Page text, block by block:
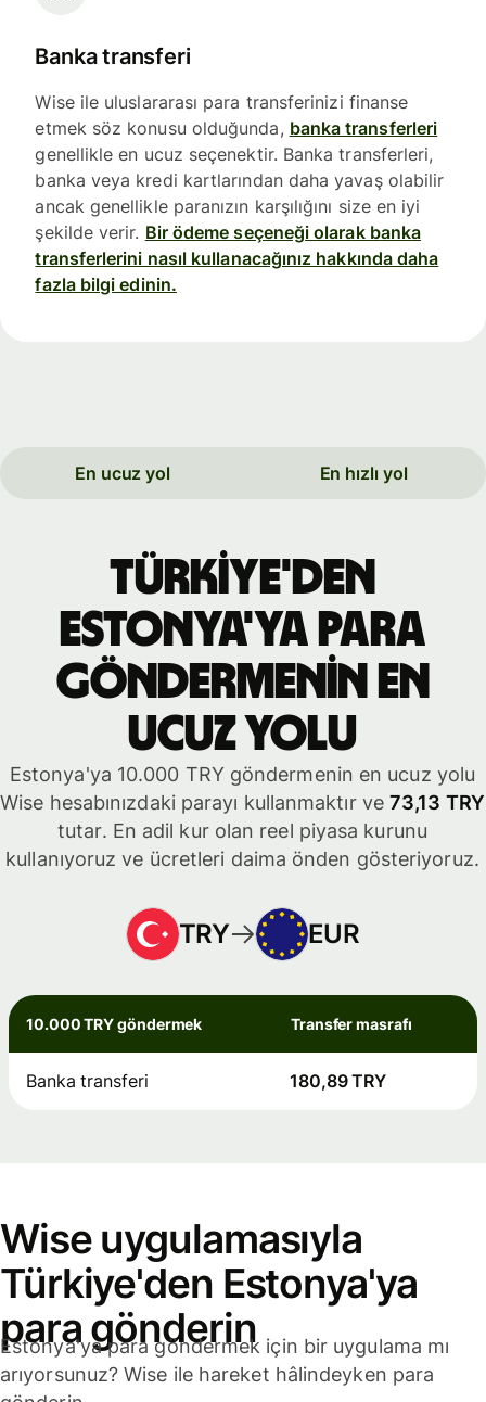
Banka transferi
Wise ile uluslararası para transferinizi finanse
etmek söz konusu olduğunda, banka transferleri
genellikle en ucuz seçenektir. Banka transferleri,
banka veya kredi kartlarından daha yavaş olabilir
ancak genellikle paranızın karşılığını size en iyi
şekilde verir. Bir ödeme seçeneği olarak banka
transferlerini nasıl kullanacağınız hakkında daha
fazla bilgi edinin.
En ucuz yol En hızlı yol
Türkiye'den
Estonya'ya para
göndermenin en
ucuz yolu
Estonya'ya 10.000 TRY göndermenin en ucuz yolu
Wise hesabınızdaki parayı kullanmaktır ve 73,13 TRY
tutar. En adil kur olan reel piyasa kurunu
kullanıyoruz ve ücretleri daima önden gösteriyoruz.
TRY EUR
10.000 TRY göndermek Transfer masrafı
Banka transferi 180,89 TRY
Wise uygulamasıyla
Türkiye'den Estonya'ya
para gönderin
Estonya'ya para göndermek için bir uygulama mı
arıyorsunuz? Wise ile hareket hâlindeyken para